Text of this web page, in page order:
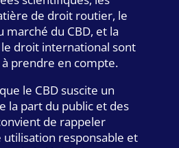
de droit routier, le
du CBD, et la
droit international sont
prendre en compte.
le CBD suscite un
la part du public et des
de rappeler
utilisation responsable et